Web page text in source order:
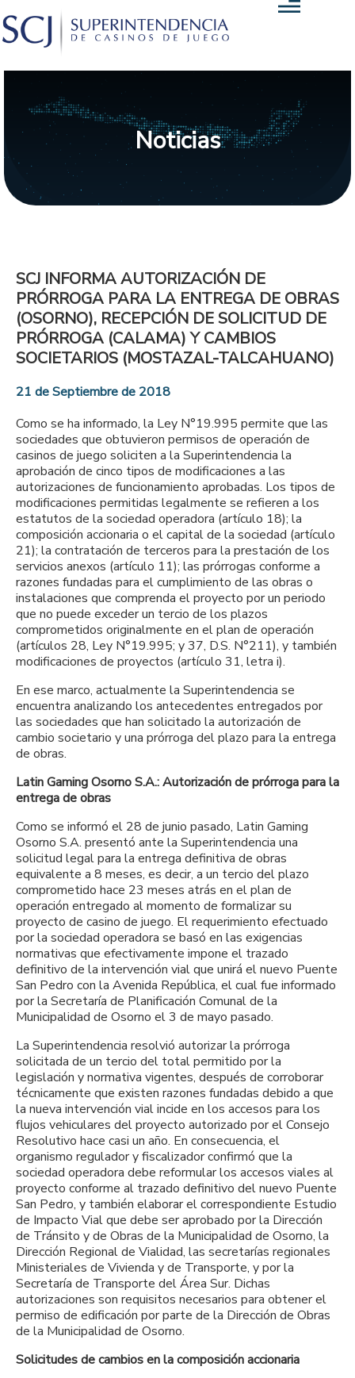
Noticias
SCJ INFORMA AUTORIZACIÓN DE
PRÓRROGA PARA LA ENTREGA DE OBRAS
(OSORNO), RECEPCIÓN DE SOLICITUD DE
PRÓRROGA (CALAMA) Y CAMBIOS
SOCIETARIOS (MOSTAZAL-TALCAHUANO)
21 de Septiembre de 2018
Como se ha informado, la Ley N°19.995 permite que las
sociedades que obtuvieron permisos de operación de
casinos de juego soliciten a la Superintendencia la
aprobación de cinco tipos de modificaciones a las
autorizaciones de funcionamiento aprobadas. Los tipos de
modificaciones permitidas legalmente se refieren a los
estatutos de la sociedad operadora (artículo 18); la
composición accionaria o el capital de la sociedad (artículo
21); la contratación de terceros para la prestación de los
servicios anexos (artículo 11); las prórrogas conforme a
razones fundadas para el cumplimiento de las obras o
instalaciones que comprenda el proyecto por un periodo
que no puede exceder un tercio de los plazos
comprometidos originalmente en el plan de operación
(artículos 28, Ley N°19.995; y 37, D.S. N°211), y también
modificaciones de proyectos (artículo 31, letra i).
En ese marco, actualmente la Superintendencia se
encuentra analizando los antecedentes entregados por
las sociedades que han solicitado la autorización de
cambio societario y una prórroga del plazo para la entrega
de obras.
Latin Gaming Osorno S.A.: Autorización de prórroga para la
entrega de obras
Como se informó el 28 de junio pasado, Latin Gaming
Osorno S.A. presentó ante la Superintendencia una
solicitud legal para la entrega definitiva de obras
equivalente a 8 meses, es decir, a un tercio del plazo
comprometido hace 23 meses atrás en el plan de
operación entregado al momento de formalizar su
proyecto de casino de juego. El requerimiento efectuado
por la sociedad operadora se basó en las exigencias
normativas que efectivamente impone el trazado
definitivo de la intervención vial que unirá el nuevo Puente
San Pedro con la Avenida República, el cual fue informado
por la Secretaría de Planificación Comunal de la
Municipalidad de Osorno el 3 de mayo pasado.
La Superintendencia resolvió autorizar la prórroga
solicitada de un tercio del total permitido por la
legislación y normativa vigentes, después de corroborar
técnicamente que existen razones fundadas debido a que
la nueva intervención vial incide en los accesos para los
flujos vehiculares del proyecto autorizado por el Consejo
Resolutivo hace casi un año. En consecuencia, el
organismo regulador y fiscalizador confirmó que la
sociedad operadora debe reformular los accesos viales al
proyecto conforme al trazado definitivo del nuevo Puente
San Pedro, y también elaborar el correspondiente Estudio
de Impacto Vial que debe ser aprobado por la Dirección
de Tránsito y de Obras de la Municipalidad de Osorno, la
Dirección Regional de Vialidad, las secretarías regionales
Ministeriales de Vivienda y de Transporte, y por la
Secretaría de Transporte del Área Sur. Dichas
autorizaciones son requisitos necesarios para obtener el
permiso de edificación por parte de la Dirección de Obras
de la Municipalidad de Osorno.
Solicitudes de cambios en la composición accionaria